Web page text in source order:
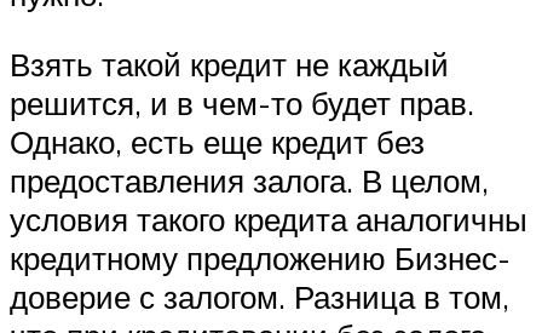
Взять такой кредит не каждый
решится, и в чем-то будет прав.
Однако, есть еще кредит без
предоставления залога. В целом,
условия такого кредита аналогичны
кредитному предложению Бизнес-
доверие с залогом. Разница в том,